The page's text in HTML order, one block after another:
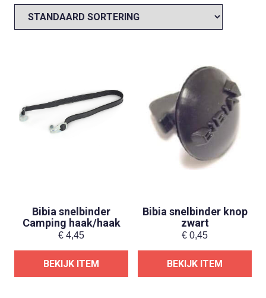
Bibia snelbinder
Camping haak/haak
€ 4,45
BEKIJK ITEM
Bibia snelbinder knop
zwart
€ 0,45
BEKIJK ITEM